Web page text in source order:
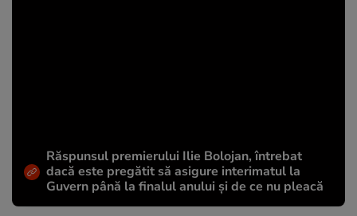
Răspunsul premierului Ilie Bolojan, întrebat
dacă este pregătit să asigure interimatul la
Guvern până la finalul anului și de ce nu pleacă